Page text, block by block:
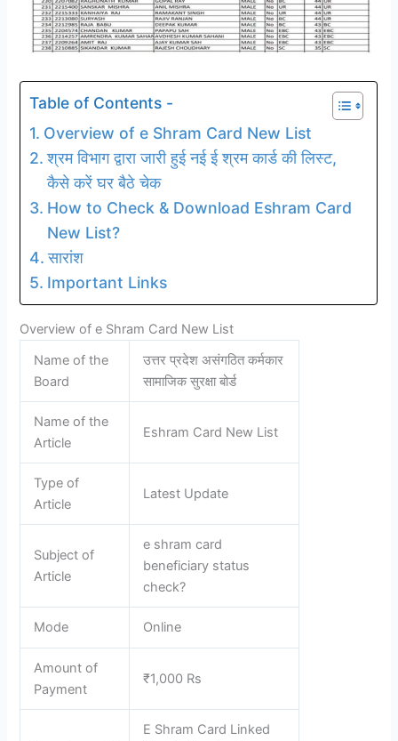
Table of Contents -
Overview of e Shram Card New List
श्रम विभाग द्वारा जारी हुई नई ई श्रम कार्ड की लिस्ट,
कैसे करें घर बैठे चेक
How to Check & Download Eshram Card
New List?
सारांश
Important Links
Overview of e Shram Card New List
Name of the
Board
उत्तर प्रदेश असंगठित कर्मकार
सामाजिक सुरक्षा बोर्ड
Name of the
Article
Eshram Card New List
Type of
Article
Latest Update
Subject of
Article
e shram card
beneficiary status
check?
Mode Online
Amount of
Payment
₹1,000 Rs
E Shram Card Linked